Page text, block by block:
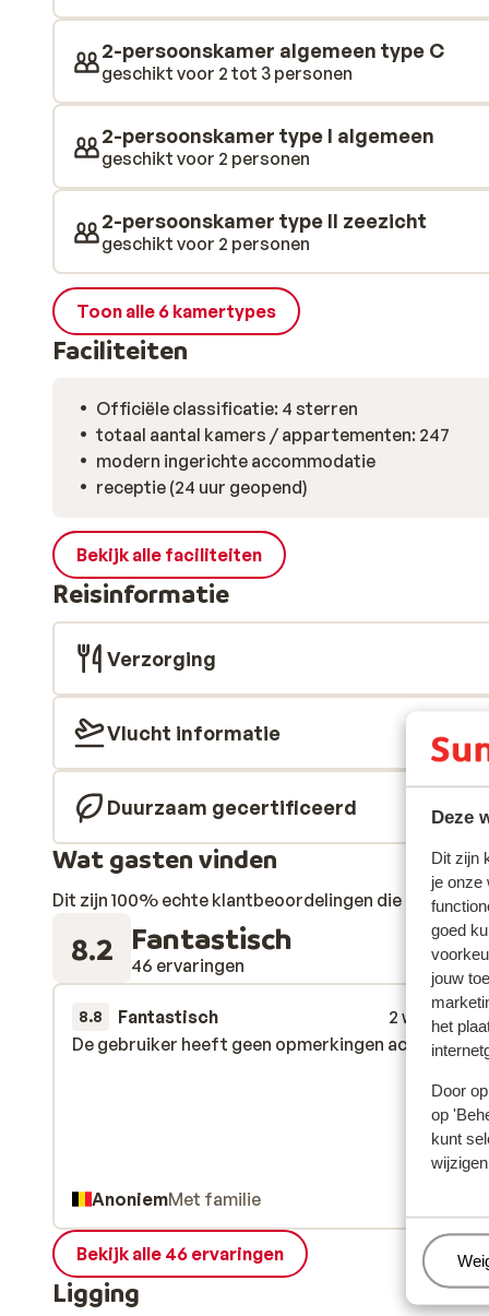
Deze
Dit zijn
je onze
goed
jouw
het
Door
op
kunt
de pizzeria naast het grote zwembad. En alsof dat
loopafstand van een van de mooiste stranden van
balans tussen rust, natuur en strandplezier.
2-persoonskamer algemeen type C
geschikt voor 2 tot 3 personen
2-persoonskamer type I algemeen
geschikt voor 2 personen
2-persoonskamer type II zeezicht
geschikt voor 2 personen
Toon alle 6 kamertypes
Faciliteiten
Officiële classificatie: 4 sterren
totaal aantal kamers / appartementen: 247
modern ingerichte accommodatie
receptie (24 uur geopend)
Bekijk alle faciliteiten
Reisinformatie
Verzorging
Vlucht informatie
Duurzaam gecertificeerd
Wat gasten vinden
Dit zijn 100% echte klantbeoordelingen die hun
8.2 Fantastisch
46 ervaringen
8.8 Fantastisch
2 weken
De gebruiker heeft geen opmerkingen
De gebruiker heeft geen opmerkingen
AnoniemMet familie
Bekijk alle 46 ervaringen
Ligging